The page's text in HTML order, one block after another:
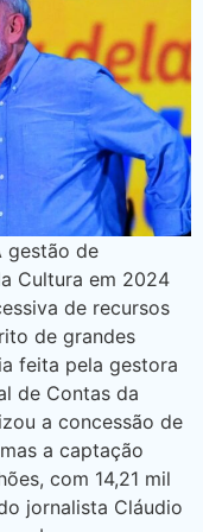
gestão de
Cultura em 2024
de recursos
de grandes
feita pela gestora
de Contas da
a concessão de
a captação
com 14,21 mil
jornalista Cláudio